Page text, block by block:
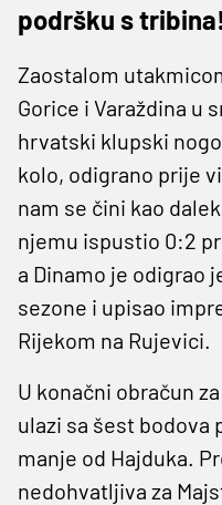
podršku s tribina!
Zaostalom
Gorice i Varaždina u
hrvatski klupski
kolo, odigrano prije
nam se čini kao
njemu ispustio 0:2
a Dinamo je odigrao
sezone i upisao
Rijekom na Rujevici.
U konačni obračun
ulazi sa šest
manje od Hajduka.
nedohvatljiva za